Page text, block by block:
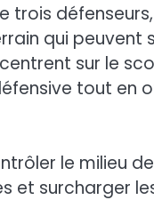
qui peuvent
sur le
tout en
le milieu
et surcharger